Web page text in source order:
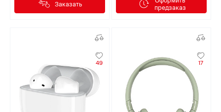
Заказать предзаказ
49 17